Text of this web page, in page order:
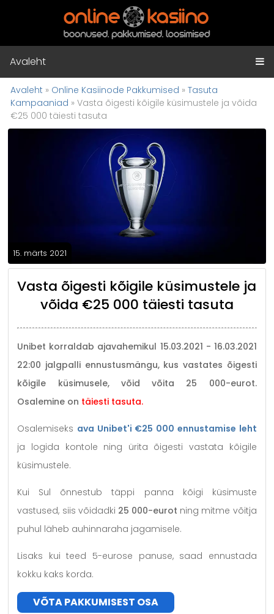
Avaleht
Avaleht » Online Kasiinode Pakkumised »Tasuta
Kampaaniad »Vasta õigesti kõigile küsimustele ja võida
€25 000 täiesti tasuta
15. märts 2021
Vasta õigesti kõigile küsimustele ja
võida €25 000 täiesti tasuta
Unibet korraldab ajavahemikul 15.03.2021 - 16.03.2021
22:00 jalgpalli ennustusmängu, kus vastates õigesti
kõigile küsimusele, võid võita 25 000-eurot.
Osalemine on täiesti tasuta.
Osalemiseks ava Unibet'i €25 000 ennustamise leht
ja logida kontole ning ürita õigesti vastata kõigile
küsimustele.
Kui Sul õnnestub täppi panna kõigi küsimuste
vastused, siis võidadki 25 000-eurot ning mitme võitja
puhul läheb auhinnaraha jagamisele.
Lisaks kui teed 5-eurose panuse, saad ennustada
kokku kaks korda.
VÕTA PAKKUMISEST OSA